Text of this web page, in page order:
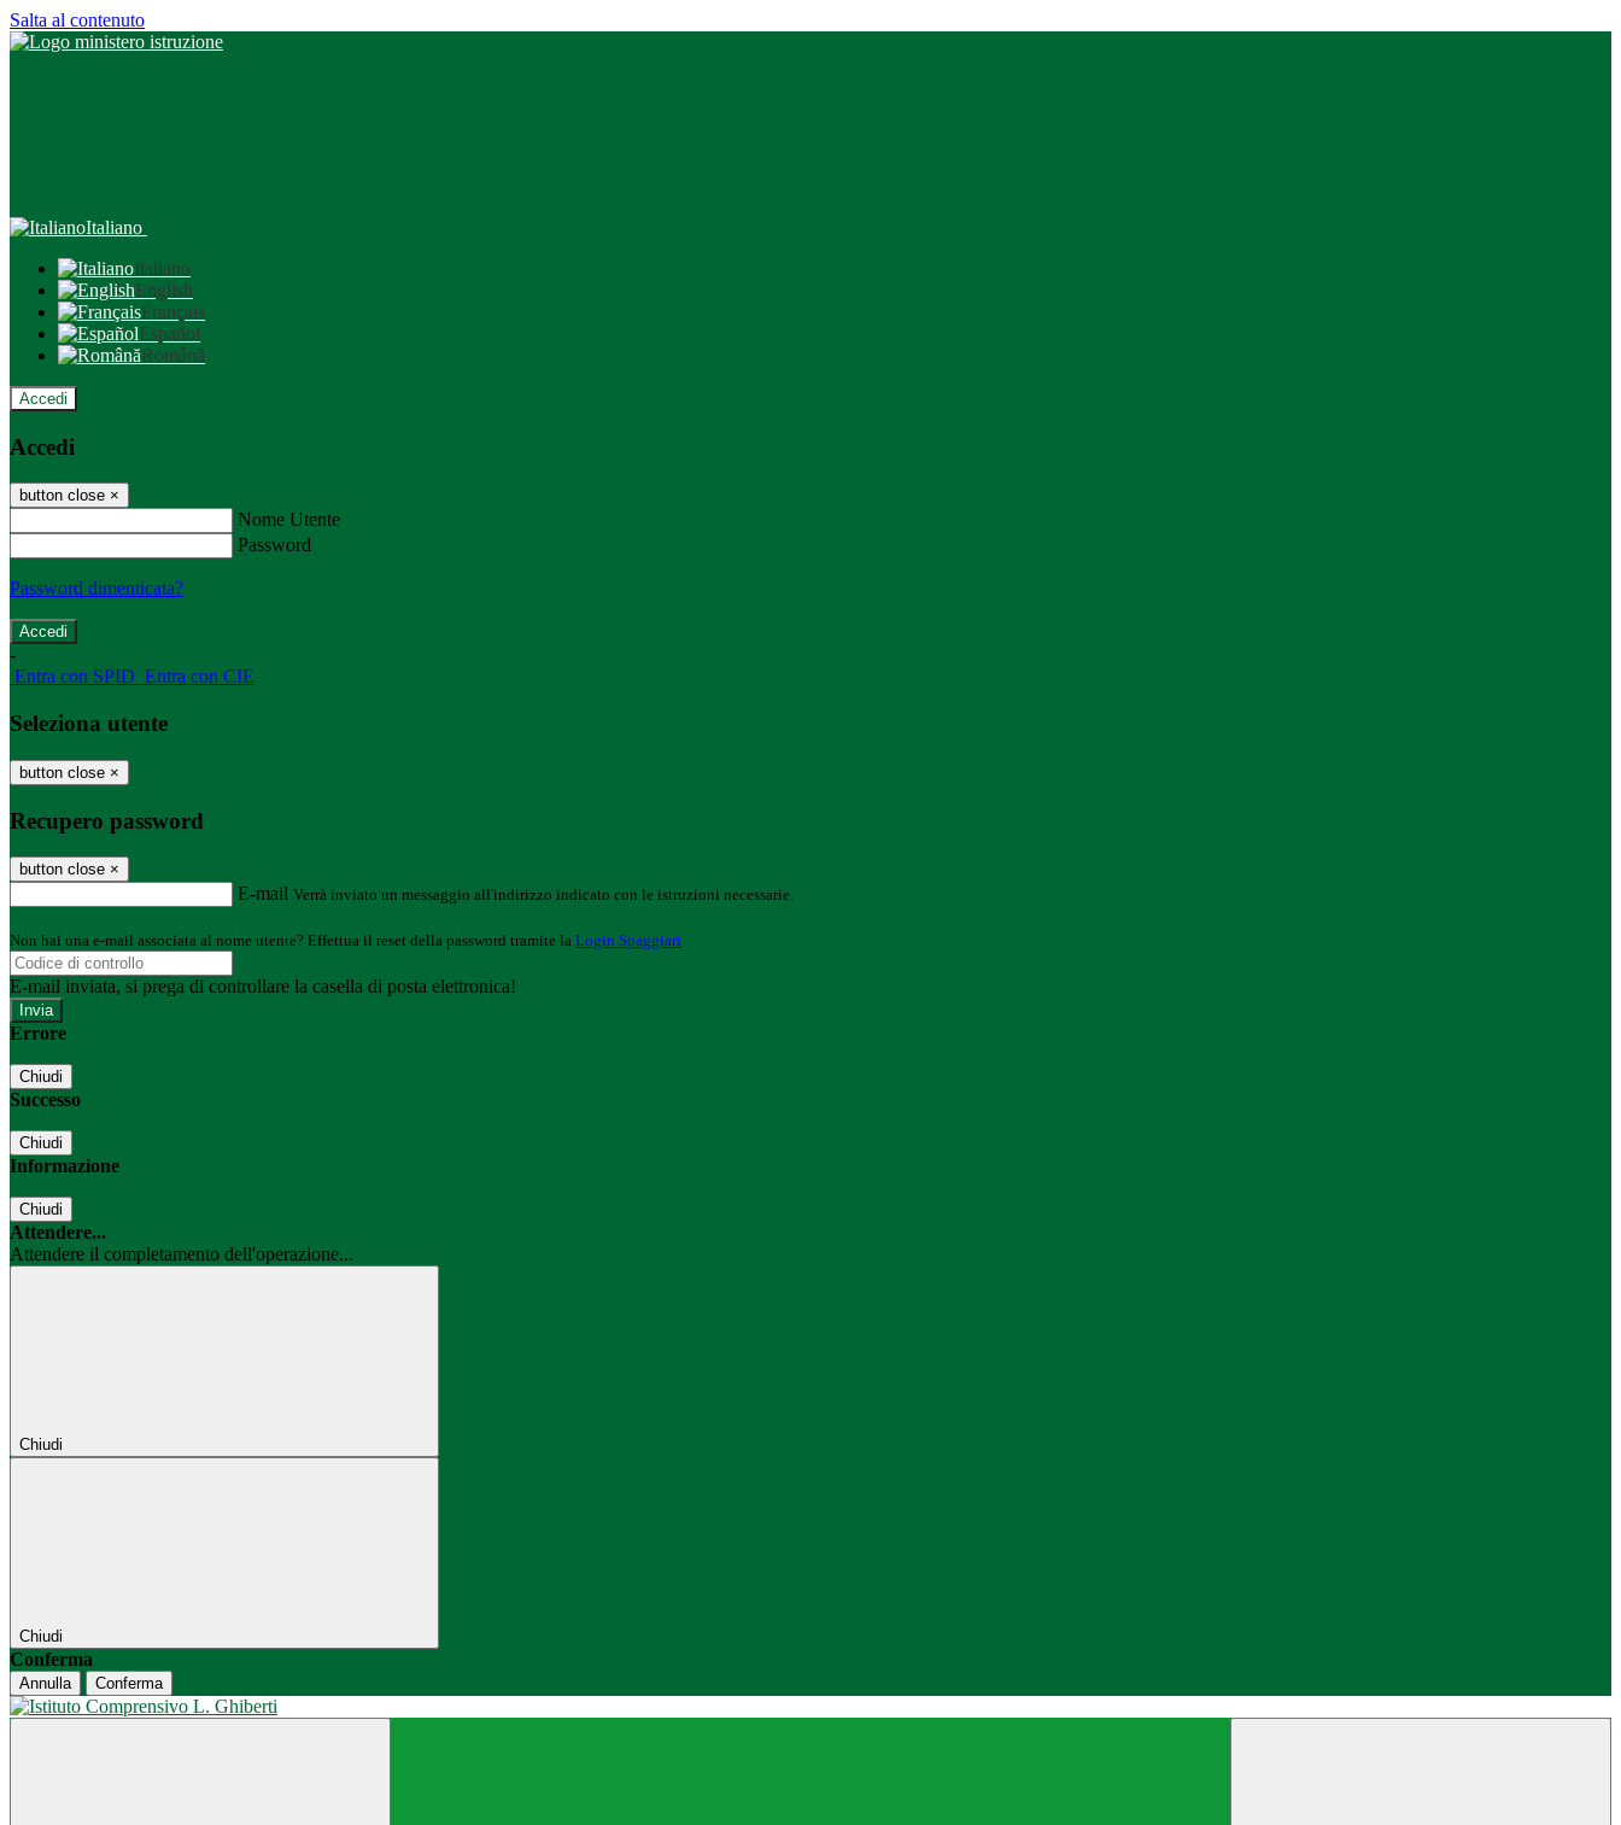
Salta al contenuto
Italiano
Italiano
English
Français
Español
Română
Accedi
Accedi
button close ×
Nome Utente
Password
Password dimenticata?
-
Entra con SPID Entra con CIE
Seleziona utente
button close ×
Recupero password
button close ×
E-mail Verrà inviato un messaggio all'indirizzo indicato con le istruzioni necessarie.
Non hai una e-mail associata al nome utente? Effettua il reset della password tramite la Login Spaggiari
E-mail inviata, si prega di controllare la casella di posta elettronica!
Errore
Chiudi
Successo
Chiudi
Informazione
Chiudi
Attendere...
Attendere il completamento dell'operazione...
Chiudi
Chiudi
Conferma
Annulla Conferma